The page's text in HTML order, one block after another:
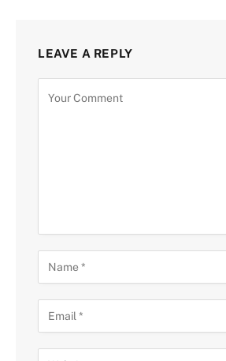
LEAVE A REPLY